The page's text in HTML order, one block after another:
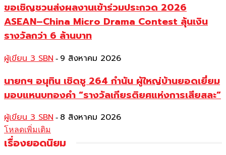
ขอเชิญชวนส่งผลงานเข้าร่วมประกวด 2026
ASEAN–China Micro Drama Contest ลุ้นเงิน
รางวัลกว่า 6 ล้านบาท
ผู้เขียน 3 SBN - 9 สิงหาคม 2026
นายกฯ อนุทิน เชิดชู 264 กำนัน ผู้ใหญ่บ้านยอดเยี่ยม
มอบแหนบทองคำ “รางวัลเกียรติยศแห่งการเสียสละ”
ผู้เขียน 3 SBN - 8 สิงหาคม 2026
โหลดเพิ่มเติม
เรื่องยอดนิยม